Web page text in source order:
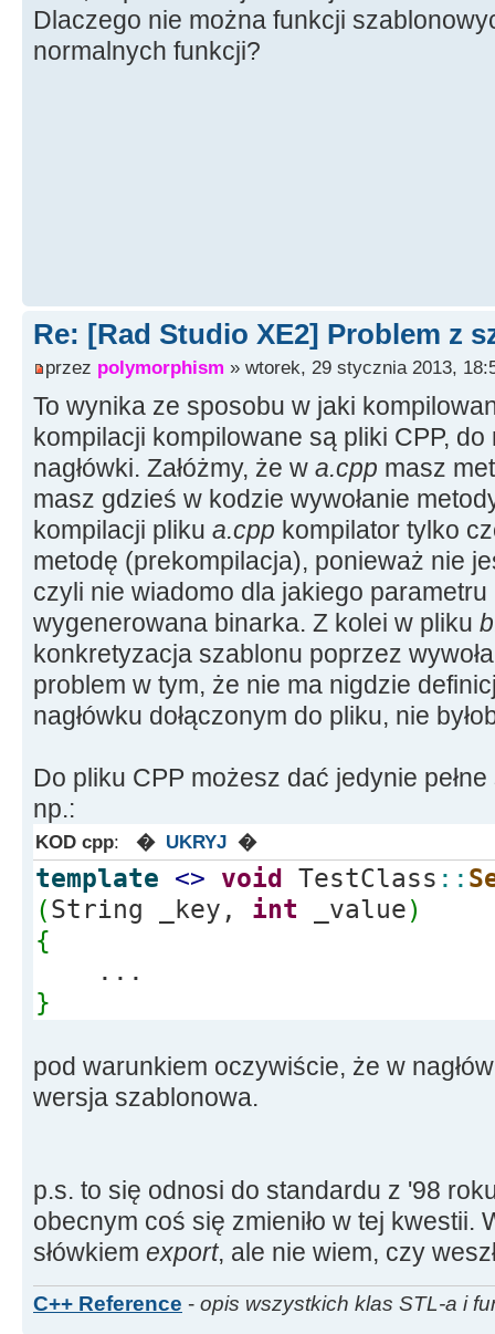
Dlaczego nie można funkcji
normalnych funkcji?
Re: [Rad Studio XE2] Problem z
przez polymorphism » wtorek, 29 stycznia 2013,
To wynika ze sposobu w jaki
kompilacji kompilowane są pliki CPP, do
nagłówki. Załóżmy, że w a.cpp masz
masz gdzieś w kodzie wywołanie
kompilacji pliku a.cpp kompilator tylko
metodę (prekompilacja), ponieważ nie
czyli nie wiadomo dla jakiego parametru
wygenerowana binarka. Z kolei w pliku
konkretyzacja szablonu poprzez
problem w tym, że nie ma nigdzie
nagłówku dołączonym do pliku, nie
Do pliku CPP możesz dać jedynie
np.:
KOD cpp: � UKRYJ �
template <> void TestClass ::
(String _key, int _value)
{
...
}
pod warunkiem oczywiście, że w
wersja szablonowa.
p.s. to się odnosi do standardu z '98
obecnym coś się zmieniło w tej kwestii.
słówkiem export, ale nie wiem, czy
C++ Reference - opis wszystkich klas STL-a i